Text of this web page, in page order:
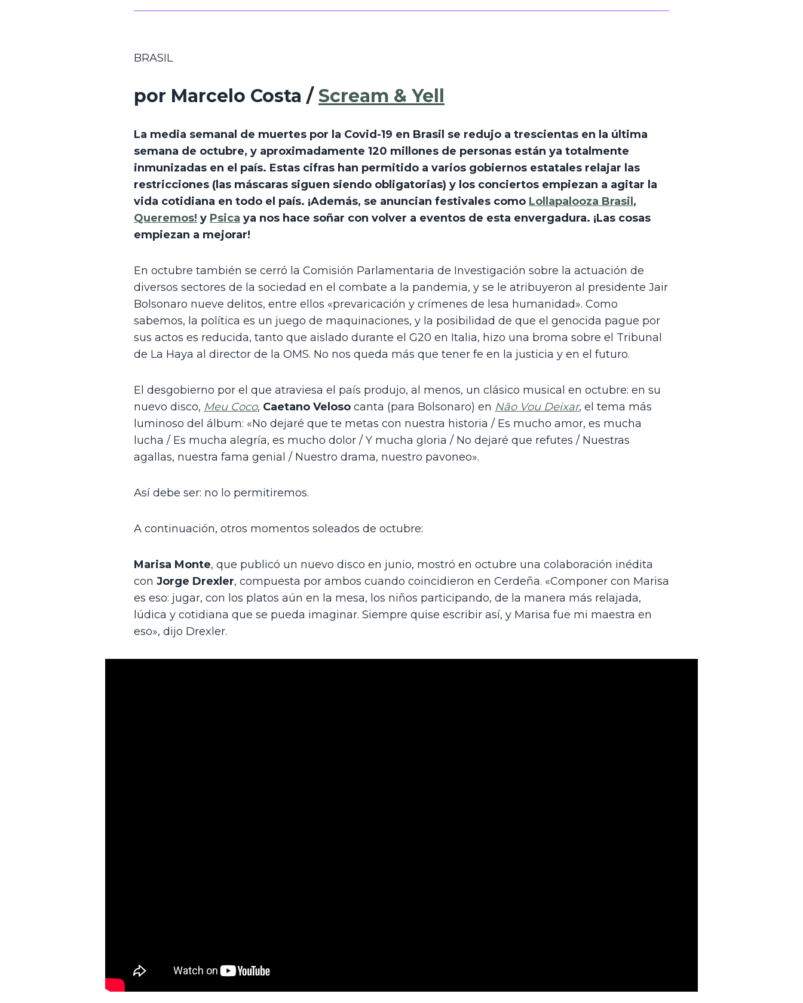
BRASIL
por Marcelo Costa / Scream & Yell
La media semanal de muertes por la Covid-19 en Brasil se redujo a trescientas en la última
semana de octubre, y aproximadamente 120 millones de personas están ya totalmente
inmunizadas en el país. Estas cifras han permitido a varios gobiernos estatales relajar las
restricciones (las máscaras siguen siendo obligatorias) y los conciertos empiezan a agitar la
vida cotidiana en todo el país. ¡Además, se anuncian festivales como Lollapalooza Brasil
Queremos! y Psica ya nos hace soñar con volver a eventos de esta envergadura. ¡Las cosas
empiezan a mejorar!
En octubre también se cerró la Comisión Parlamentaria de Investigación sobre la actuación de
diversos sectores de la sociedad en el combate a la pandemia, y se le atribuyeron al presidente Jair
Bolsonaro nueve delitos, entre ellos «prevaricación y crímenes de lesa humanidad». Como
sabemos, la política es un juego de maquinaciones, y la posibilidad de que el genocida pague por
sus actos es reducida, tanto que aislado durante el G20 en Italia, hizo una broma sobre el Tribunal
de La Haya al director de la OMS. No nos queda más que tener fe en la justicia y en el futuro.
El desgobierno por el que atraviesa el país produjo, al menos, un clásico musical en octubre: en su
nuevo disco, Meu Coco, Caetano Veloso canta (para Bolsonaro) en Não Vou Deixar, el tema más
luminoso del álbum: «No dejaré que te metas con nuestra historia / Es mucho amor, es mucha
lucha / Es mucha alegría, es mucho dolor / Y mucha gloria / No dejaré que refutes / Nuestras
agallas, nuestra fama genial / Nuestro drama, nuestro pavoneo».
Así debe ser: no lo permitiremos.
A continuación, otros momentos soleados de octubre:
Marisa Monte, que publicó un nuevo disco en junio, mostró en octubre una colaboración inédita
con Jorge Drexler, compuesta por ambos cuando coincidieron en Cerdeña. «Componer con Marisa
es eso: jugar, con los platos aún en la mesa, los niños participando, de la manera más relajada,
lúdica y cotidiana que se pueda imaginar. Siempre quise escribir así, y Marisa fue mi maestra en
eso», dijo Drexler.